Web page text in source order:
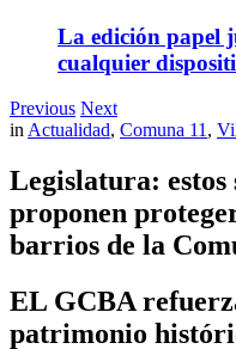
La edición papel
cualquier
Previous Next
inActualidad, Comuna 11,
Legislatura: estos
proponen
barrios de la
EL GCBA
patrimonio